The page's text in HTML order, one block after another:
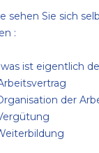
sehen Sie sich
:
ist eigentlich
der